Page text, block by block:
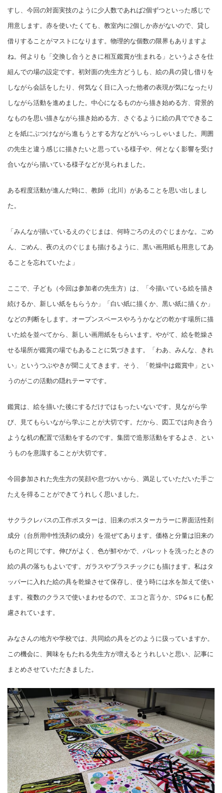
すし、今回の対面実技のように少人数であれば2個ずつといった感じで
用意します。赤を使いたくても、教室内に2個しか赤がないので、貸し
借りすることがマストになります。物理的な個数の限界もありますよ
ね。何よりも「交換し合うときに相互鑑賞が生まれる」というよさを仕
組んでの場の設定です。初対面の先生方どうしも、絵の具の貸し借りを
しながら会話をしたり、何気なく目に入った他者の表現が気になったり
しながら活動を進めました。中心になるものから描き始める方、背景的
なものを思い描きながら描き始める方、さぐるように絵の具でできるこ
とを紙にぶつけながら進もうとする方などがいらっしゃいました。周囲
の先生と違う感じに描きたいと思っている様子や、何となく影響を受け
合いながら描いている様子などが見られました。
ある程度活動が進んだ時に、教師（北川）があることを思い出しまし
た。
「みんなが描いているえのぐじまは、何時ごろのえのぐじまかな。ごめ
ん、ごめん、夜のえのぐじまも描けるように、黒い画用紙も用意してあ
ることを忘れていたよ」
ここで、子ども（今回は参加者の先生方）は、「今描いている絵を描き
続けるか、新しい紙をもらうか」「白い紙に描くか、黒い紙に描くか」
などの判断をします。オープンスペースやろうかなどの乾かす場所に描
いた絵を並べてから、新しい画用紙をもらいます。やがて、絵を乾燥さ
せる場所が鑑賞の場でもあることに気づきます。「わあ、みんな、きれ
い」というつぶやきが聞こえてきます。そう、「乾燥中は鑑賞中」とい
うのがこの活動の隠れテーマです。
鑑賞は、絵を描いた後にするだけではもったいないです。見ながら学
び、見てもらいながら学ぶことが大切です。だから、図工では向き合う
ような机の配置で活動をするのです。集団で造形活動をするよさ、とい
うものを意識することが大切です。
今回参加された先生方の笑顔や息づかいから、満足していただいた手ご
たえを得ることができてうれしく思いました。
サクラクレパスの工作ポスターは、旧来のポスターカラーに界面活性剤
成分（台所用中性洗剤の成分）を混ぜてあります。価格と分量は旧来の
ものと同じです。伸びがよく、色が鮮やかで、パレットを洗ったときの
絵の具の落ちもよいです。ガラスやプラスチックにも描けます。私はタ
ッパーに入れた絵の具を乾燥させて保存し、使う時には水を加えて使い
ます。複数のクラスで使いまわせるので、エコと言うか、SDGｓにも配
慮されています。
みなさんの地方や学校では、共同絵の具をどのように扱っていますか。
この機会に、興味をもたれる先生方が増えるとうれしいと思い、記事に
まとめさせていただきました。